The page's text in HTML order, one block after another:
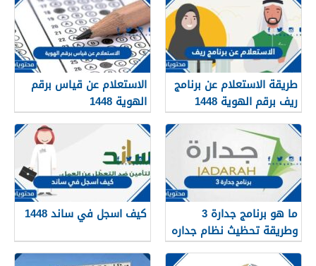
طريقة الاستعلام عن برنامج
ريف برقم الهوية 1448
الاستعلام عن قياس برقم
الهوية 1448
services.qiyas.sa
ما هو برنامج جدارة 3
وطريقة تحظيث نظام جداره
1448
كيف اسجل في ساند 1448